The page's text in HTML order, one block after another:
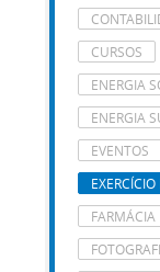
CURSOS
ENERGIA
ENERGIA
EVENTOS
EXERCÍCIO
FARMÁCIA